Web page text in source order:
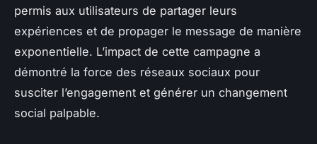
permis aux utilisateurs de partager leurs
expériences et de propager le message de manière
exponentielle. L’impact de cette campagne a
démontré la force des réseaux sociaux pour
susciter l’engagement et générer un changement
social palpable.